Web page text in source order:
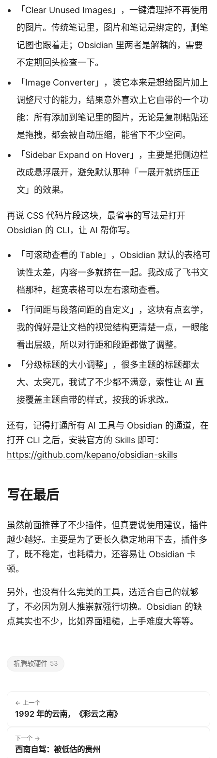
「Clear Unused Images」，一键清理掉不再使用
的图片。传统笔记里，图片和笔记是绑定的，删笔
记图也跟着走；Obsidian 里两者是解耦的，需要
不定期回头检查一下。
「Image Converter」，装它本来是想给图片加上
调整尺寸的能力，结果意外喜欢上它自带的一个功
能：所有添加到笔记里的图片，无论是复制粘贴还
是拖拽，都会被自动压缩，能省下不少空间。
「Sidebar Expand on Hover」，主要是把侧边栏
改成悬浮展开，避免默认那种「一展开就挤压正
文」的效果。
再说 CSS 代码片段这块，最省事的写法是打开
Obsidian 的 CLI，让 AI 帮你写。
「可滚动查看的 Table」，Obsidian 默认的表格可
读性太差，内容一多就挤在一起。我改成了飞书文
档那种，超宽表格可以左右滚动查看。
「行间距与段落间距的自定义」，这块有点玄学，
我的偏好是让文档的视觉结构更清楚一点，一眼能
看出层级，所以对行距和段距都做了调整。
「分级标题的大小调整」，很多主题的标题都太
大、太突兀，我试了不少都不满意，索性让 AI 直
接覆盖主题自带的样式，按我的诉求改。
还有，记得打通所有 AI 工具与 Obsidian 的通道，在
打开 CLI 之后，安装官方的 Skills 即可：
https://github.com/kepano/obsidian-skills
写在最后
虽然前面推荐了不少插件，但真要说使用建议，插件
越少越好。主要是为了更长久稳定地用下去，插件多
了，既不稳定，也耗精力，还容易让 Obsidian 卡
顿。
另外，也没有什么完美的工具，选适合自己的就够
了，不必因为别人推崇就强行切换。Obsidian 的缺
点其实也不少，比如界面粗糙，上手难度大等等。
折腾软硬件 53
← 上一个
1992 年的云南，《彩云之南》
下一个 →
西南自驾：被低估的贵州